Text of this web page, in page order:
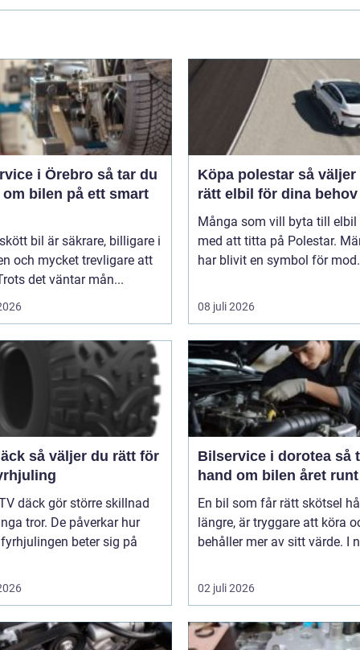
i Örebro så tar du
om bilen på ett smart
bil är säkrare, billigare i
och mycket trevligare att
det väntar mån...
Köpa polestar så väljer du
rätt elbil för dina behov
Många som vill byta till elbil
med att titta på Polestar.
har blivit en symbol för
08 juli 2026
du rätt för
däck gör större skillnad
tror. De påverkar hur
beter sig på
Bilservice i dorotea så tar du
hand om bilen året runt
En bil som får rätt skötsel
längre, är tryggare att köra
behåller mer av sitt värde. I
02 juli 2026